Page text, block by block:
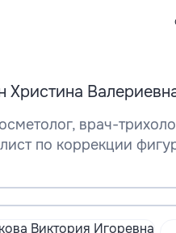
Христина
врач-
по коррекции